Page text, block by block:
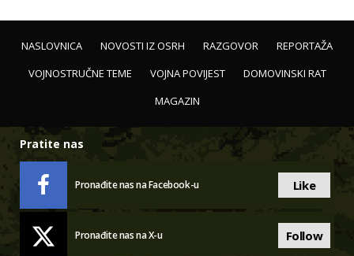
NASLOVNICA NOVOSTI IZ OSRH RAZGOVOR
REPORTAŽA
VOJNOSTRUČNE TEME
VOJNA POVIJEST
DOMOVINSKI RAT
MAGAZIN
Pratite nas
Pronađite nas na Facebook-u Like
Pronađite nas na X-u Follow